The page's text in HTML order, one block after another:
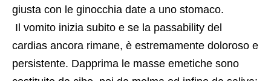
giusta con le ginocchia date a uno stomaco.
cardias ancora rimane, è estremamente doloroso e
persistente. Dapprima le masse emetiche sono